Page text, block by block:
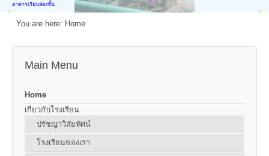
อาคารเรียนสองชั้น
You are here: Home
Main Menu
Home
เกี่ยวกับโรงเรียน
ปรัชญาวิสัยทัศน์
โรงเรียนของเรา